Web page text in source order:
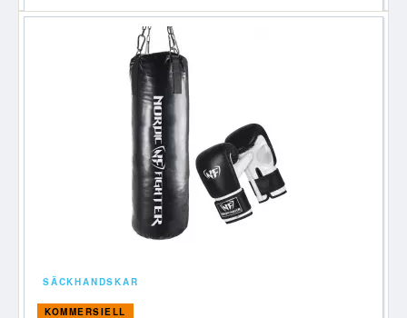
SÄCKHANDSKAR
KOMMERSIELL